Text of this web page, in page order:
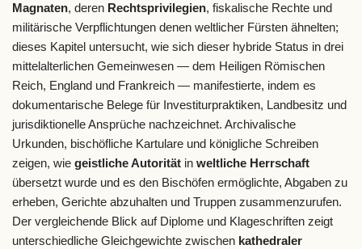
Magnaten, deren Rechtsprivilegien, fiskalische Rechte und
militärische Verpflichtungen denen weltlicher Fürsten ähnelten;
dieses Kapitel untersucht, wie sich dieser hybride Status in drei
mittelalterlichen Gemeinwesen — dem Heiligen Römischen
Reich, England und Frankreich — manifestierte, indem es
dokumentarische Belege für Investiturpraktiken, Landbesitz und
jurisdiktionelle Ansprüche nachzeichnet. Archivalische
Urkunden, bischöfliche Kartulare und königliche Schreiben
zeigen, wie geistliche Autorität in weltliche Herrschaft
übersetzt wurde und es den Bischöfen ermöglichte, Abgaben zu
erheben, Gerichte abzuhalten und Truppen zusammenzurufen.
Der vergleichende Blick auf Diplome und Klageschriften zeigt
unterschiedliche Gleichgewichte zwischen kathedraler